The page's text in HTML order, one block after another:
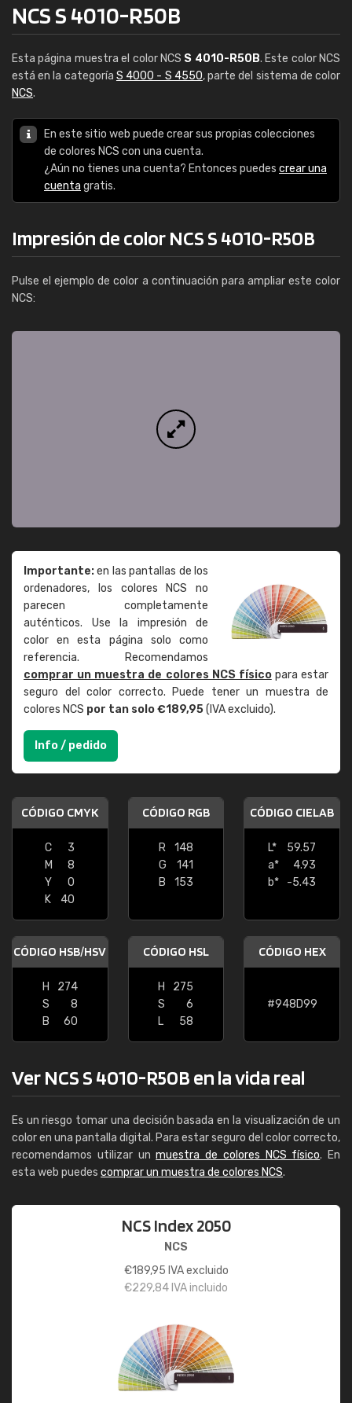
NCS S 4010-R50B
Esta página muestra el color NCS S 4010-R50B. Este color NCS
está en la categoría S 4000 - S 4550, parte del sistema de color
NCS.
En este sitio web puede crear sus propias colecciones
de colores NCS con una cuenta.
¿Aún no tienes una cuenta? Entonces puedes crear una
cuenta gratis.
Impresión de color NCS S 4010-R50B
Pulse el ejemplo de color a continuación para ampliar este color
NCS:
Importante:en las pantallas de los
ordenadores, los colores NCS no
parecen completamente
auténticos. Use la impresión de
color en esta página solo como
referencia. Recomendamos
comprar un muestra de colores NCS físicopara estar
seguro del color correcto. Puede tener un muestra de
colores NCS por tan solo €189,95(IVA excluido).
Info / pedido
CÓDIGO CMYK
C
3
M
8
Y
0
K
40
CÓDIGO RGB
R
148
G
141
B
153
CÓDIGO CIELAB
L*
59.57
a*
4.93
b*
-5.43
CÓDIGO HSB/HSV
H
274
S
8
B
60
CÓDIGO HSL
H
275
S
6
L
58
CÓDIGO HEX
#948D99
Ver NCS S 4010-R50B en la vida real
Es un riesgo tomar una decisión basada en la visualización de un
color en una pantalla digital. Para estar seguro del color correcto,
recomendamos utilizar unmuestra de colores NCS físico. En
esta web puedes comprar un muestra de colores NCS.
NCS Index 2050
NCS
€189,95 IVA excluido
€229,84 IVA incluido